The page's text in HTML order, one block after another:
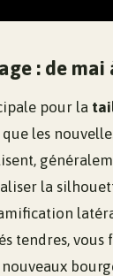
: de mai
pour la
que les
la
tendres, vous